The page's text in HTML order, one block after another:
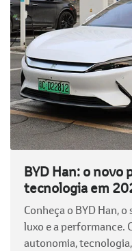
BYD Han: o novo
tecnologia em
Conheça o BYD Han,
luxo e a performance.
autonomia,